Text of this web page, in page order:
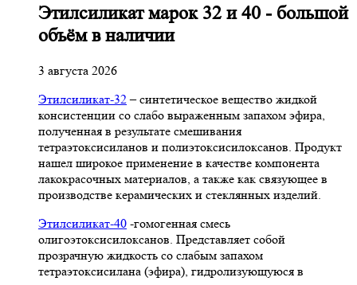
Этилсиликат марок 32 и 40 - большой
объём в наличии
3 августа 2026
Этилсиликат-32– синтетическое вещество жидкой
консистенции со слабо выраженным запахом эфира,
полученная в результате смешивания
тетpаэтоксисиланов и полиэтоксисилоксанов. Продукт
нашел широкое применение в качестве компонента
лакокрасочных материалов, а также как связующее в
производстве керамических и стеклянных изделий.
Этилсиликат-40 -гомогенная смесь
олигоэтоксисилоксанов. Представляет собой
прозрачную жидкость со слабым запахом
тетраэтоксисилана (эфира), гидролизующуюся в